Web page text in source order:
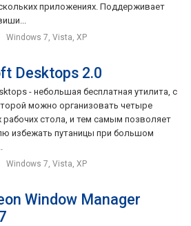
приложениях. Поддерживает
Windows 7, Vista, XP
Desktops 2.0
- небольшая бесплатная утилита, с
можно организовать четыре
рабочих стола, и тем самым позволяет
избежать путаницы при большом
Windows 7, Vista, XP
Window Manager